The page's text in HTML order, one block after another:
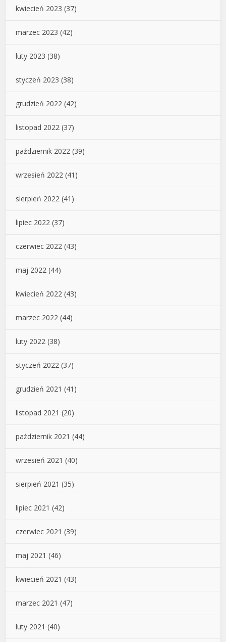
kwiecień 2023 (37)
marzec 2023 (42)
luty 2023 (38)
styczeń 2023 (38)
grudzień 2022 (42)
listopad 2022 (37)
październik 2022 (39)
wrzesień 2022 (41)
sierpień 2022 (41)
lipiec 2022 (37)
czerwiec 2022 (43)
maj 2022 (44)
kwiecień 2022 (43)
marzec 2022 (44)
luty 2022 (38)
styczeń 2022 (37)
grudzień 2021 (41)
listopad 2021 (20)
październik 2021 (44)
wrzesień 2021 (40)
sierpień 2021 (35)
lipiec 2021 (42)
czerwiec 2021 (39)
maj 2021 (46)
kwiecień 2021 (43)
marzec 2021 (47)
luty 2021 (40)